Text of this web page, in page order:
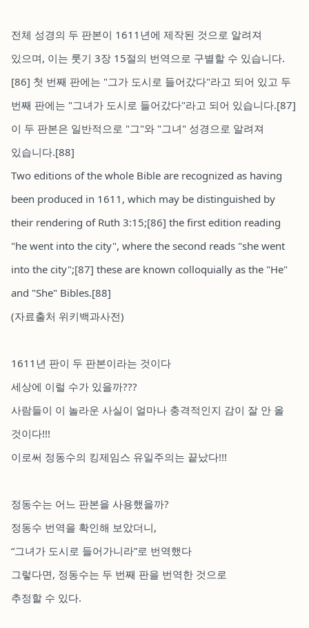
전체 성경의 두 판본이 1611년에 제작된 것으로 알려져
있으며, 이는 룻기 3장 15절의 번역으로 구별할 수 있습니다.
[86] 첫 번째 판에는 "그가 도시로 들어갔다"라고 되어 있고 두
번째 판에는 "그녀가 도시로 들어갔다"라고 되어 있습니다.[87]
이 두 판본은 일반적으로 "그"와 "그녀" 성경으로 알려져
있습니다.[88]
Two editions of the whole Bible are recognized as having
been produced in 1611, which may be distinguished by
their rendering of Ruth 3:15;[86] the first edition reading
"he went into the city", where the second reads "she went
into the city";[87] these are known colloquially as the "He"
and "She" Bibles.[88]
(자료출처 위키백과사전)
1611년 판이 두 판본이라는 것이다
세상에 이럴 수가 있을까???
사람들이 이 놀라운 사실이 얼마나 충격적인지 감이 잘 안 올
것이다!!!
이로써 정동수의 킹제임스 유일주의는 끝났다!!!
정동수는 어느 판본을 사용했을까?
정동수 번역을 확인해 보았더니,
“그녀가 도시로 들어가니라”로 번역했다
그렇다면, 정동수는 두 번째 판을 번역한 것으로
추정할 수 있다.